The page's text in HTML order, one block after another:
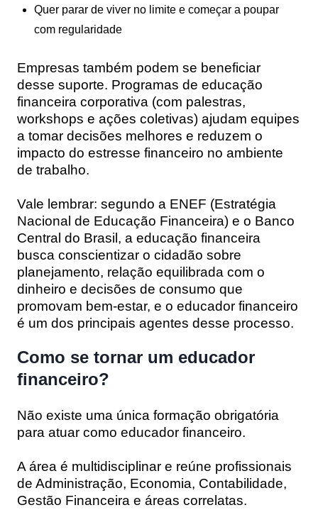
Quer parar de viver no limite e começar a poupar
com regularidade
Empresas também podem se beneficiar
desse suporte. Programas de educação
financeira corporativa (com palestras,
workshops e ações coletivas) ajudam equipes
a tomar decisões melhores e reduzem o
impacto do estresse financeiro no ambiente
de trabalho.
Vale lembrar: segundo a ENEF (Estratégia
Nacional de Educação Financeira) e o Banco
Central do Brasil , a educação financeira
busca conscientizar o cidadão sobre
planejamento, relação equilibrada com o
dinheiro e decisões de consumo que
promovam bem-estar, e o educador financeiro
é um dos principais agentes desse processo.
Como se tornar um educador
financeiro?
Não existe uma única formação obrigatória
para atuar como educador financeiro.
A área é multidisciplinar e reúne profissionais
de Administração, Economia, Contabilidade,
Gestão Financeira e áreas correlatas.